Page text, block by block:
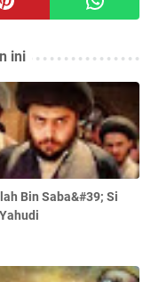
ini
Bin Saba&#39; Si